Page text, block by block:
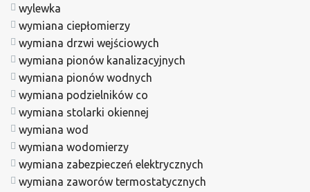
wylewka
wymiana ciepłomierzy
wymiana drzwi wejściowych
wymiana pionów kanalizacyjnych
wymiana pionów wodnych
wymiana podzielników co
wymiana stolarki okiennej
wymiana wod
wymiana wodomierzy
wymiana zabezpieczeń elektrycznych
wymiana zaworów termostatycznych